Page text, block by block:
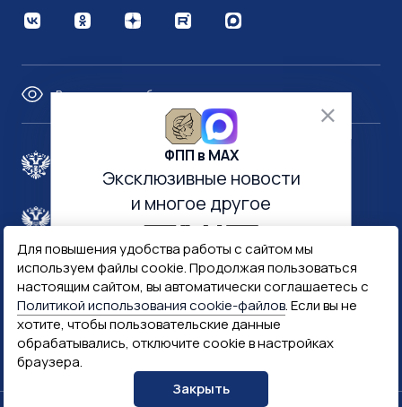
Закрыть
Для повышения удобства работы с сайтом мы
используем файлы cookie. Продолжая пользоваться
настоящим сайтом, вы автоматически соглашаетесь с
Политикой использования cookie-файлов. Если вы не
хотите, чтобы пользовательские данные
обрабатывались, отключите cookie в настройках
браузера.
Версия для слабовидящих
Правительство России
Минфин России Гознак
Госуслуги Госключ
Госслужба
ФПП в МАХ
Эксклюзивные новости
и многое другое
ПОДПИСАТЬСЯ